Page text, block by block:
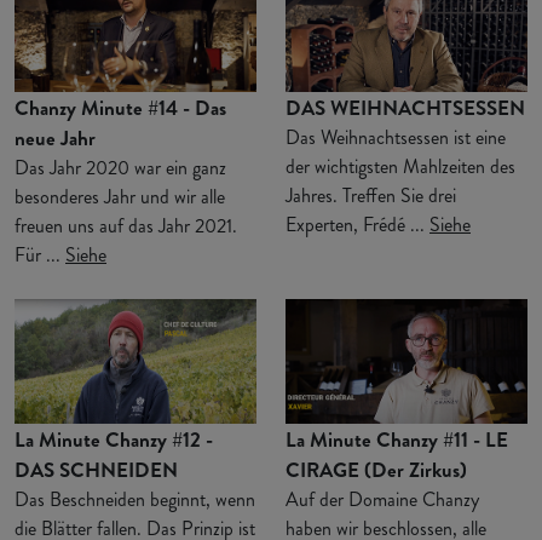
Chanzy Minute #14 - Das
neue Jahr
Das Jahr 2020 war ein ganz
besonderes Jahr und wir alle
freuen uns auf das Jahr 2021.
Für ... Siehe
DAS WEIHNACHTSESSEN
Das Weihnachtsessen ist eine
der wichtigsten Mahlzeiten des
Jahres. Treffen Sie drei
Experten, Frédé ... Siehe
La Minute Chanzy #12 -
DAS SCHNEIDEN
Das Beschneiden beginnt, wenn
die Blätter fallen. Das Prinzip ist
La Minute Chanzy #11 - LE
CIRAGE (Der Zirkus)
Auf der Domaine Chanzy
haben wir beschlossen, alle